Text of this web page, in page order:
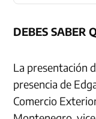
DEBES SABER
La presentación
presencia de
Comercio